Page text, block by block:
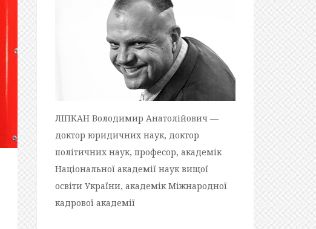
ЛІПКАН Володимир Анатолійович —
доктор юридичних наук, доктор
політичних наук, професор, академік
Національної академії наук вищої
освіти України, академік Міжнародної
кадрової академії